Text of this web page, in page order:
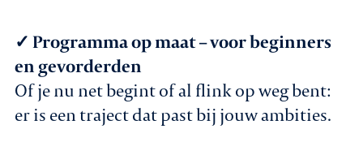
✓ Programma op maat – voor beginners
en gevorderden
Of je nu net begint of al flink op weg bent:
er is een traject dat past bij jouw ambities.